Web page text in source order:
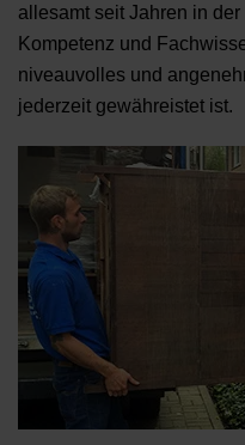
allesamt seit Jahren in
Kompetenz und
niveauvolles und
jederzeit gewähreistet ist.